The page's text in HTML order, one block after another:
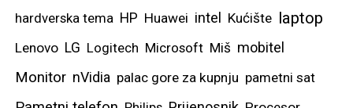
hardverska tema HP Huawei intel Kućište laptop
Lenovo LG Logitech Microsoft Miš mobitel
Monitor nVidia palac gore za kupnju pametni sat